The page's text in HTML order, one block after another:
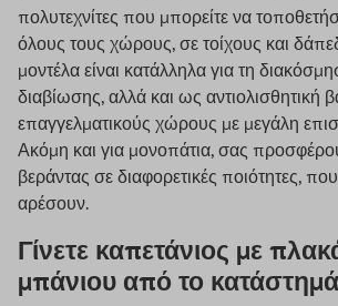
πολυτεχνίτες που μπορείτε να
όλους τους χώρους, σε τοίχους και
μοντέλα είναι κατάλληλα για τη
διαβίωσης, αλλά και ως αντιολισθητική
επαγγελματικούς χώρους με μεγάλη
Ακόμη και για μονοπάτια, σας
βεράντας σε διαφορετικές ποιότητες,
αρέσουν.
Γίνετε καπετάνιος με
μπάνιου από το